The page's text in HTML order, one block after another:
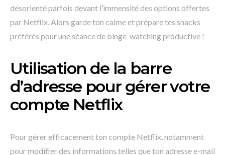
désorienté parfois devant l’immensité des options offertes
par Netflix. Alors garde ton calme et prépare tes snacks
préférés pour une séance de binge-watching productive !
Utilisation de la barre
d’adresse pour gérer votre
compte Netflix
Pour gérer efficacement ton compte Netflix, notamment
pour modifier des informations telles que ton adresse e-mail